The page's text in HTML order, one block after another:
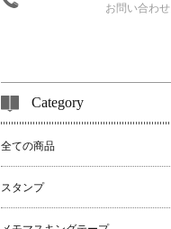
お問い合わせ
Category
全ての商品
スタンプ